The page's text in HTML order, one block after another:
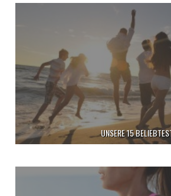
UNSERE 15